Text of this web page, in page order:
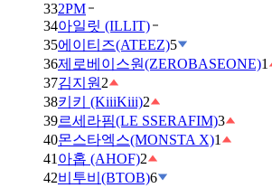
332PM
34아일릿 (ILLIT)
35에이티즈(ATEEZ)5
36제로베이스원(ZEROBASEONE)1
37김지원 2
38키키 (KiiiKiii)2
39르세라핌(LE SSERAFIM)3
40몬스타엑스(MONSTA X)1
41 아홉 (AHOF)2
42비투비(BTOB)6